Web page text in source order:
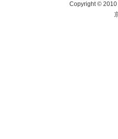
Copyright © 2010